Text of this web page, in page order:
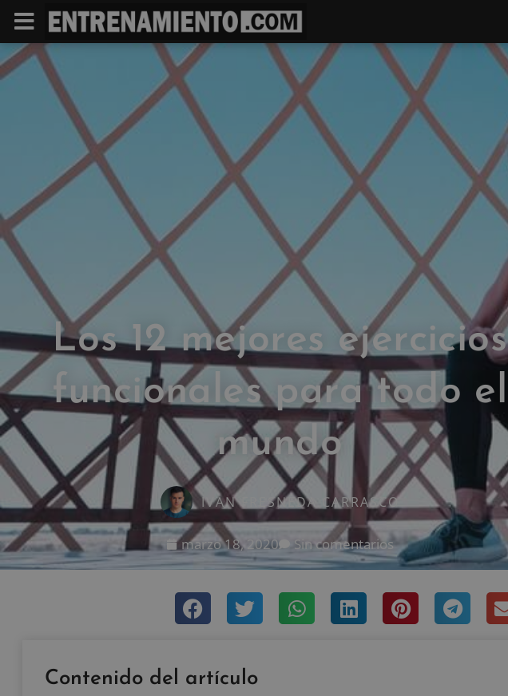
Los 12 mejores ejercicios
funcionales para todo el
mundo
IVAN FRESNEDA CARRASCO
marzo 18, 2020 Sin comentarios
Contenido del artículo